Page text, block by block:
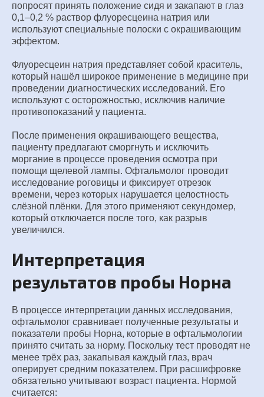
попросят принять положение сидя и закапают в глаз
0,1‒0,2 % раствор флуоресцеина натрия или
используют специальные полоски с окрашивающим
эффектом.
Флуоресцеин натрия представляет собой краситель,
который нашёл широкое применение в медицине при
проведении диагностических исследований. Его
используют с осторожностью, исключив наличие
противопоказаний у пациента.
После применения окрашивающего вещества,
пациенту предлагают сморгнуть и исключить
моргание в процессе проведения осмотра при
помощи щелевой лампы. Офтальмолог проводит
исследование роговицы и фиксирует отрезок
времени, через которых нарушается целостность
слёзной плёнки. Для этого применяют секундомер,
который отключается после того, как разрыв
увеличился.
Интерпретация
результатов пробы Норна
В процессе интерпретации данных исследования,
офтальмолог сравнивает полученные результаты и
показатели пробы Норна, которые в офтальмологии
принято считать за норму. Поскольку тест проводят не
менее трёх раз, закапывая каждый глаз, врач
оперирует средним показателем. При расшифровке
обязательно учитывают возраст пациента. Нормой
считается: